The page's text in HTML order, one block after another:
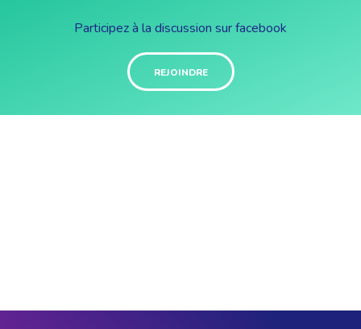
Participez à la discussion sur facebook
REJOINDRE